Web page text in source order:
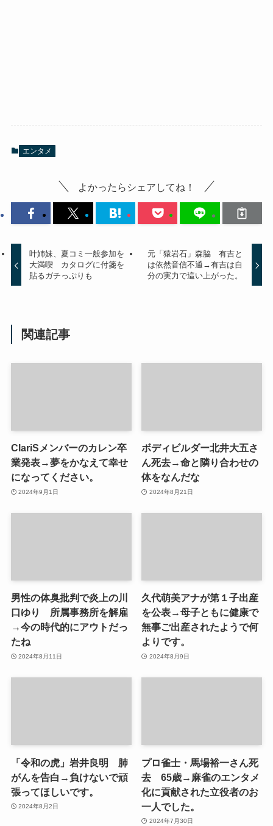
エンタメ
よかったらシェアしてね！
叶姉妹、夏コミ一般参加を
大満喫 カタログに付箋を
貼るガチっぷりも
元「猿岩石」森脇 有吉と
は依然音信不通→有吉は自
分の実力で這い上がった。
関連記事
ClariSメンバーのカレン卒
業発表→夢をかなえて幸せ
になってください。
2024年9月1日
ボディビルダー北井大五さ
ん死去→命と隣り合わせの
体をなんだな
2024年8月21日
男性の体臭批判で炎上の川
口ゆり 所属事務所を解雇
→今の時代的にアウトだっ
たね
2024年8月11日
久代萌美アナが第１子出産
を公表→母子ともに健康で
無事ご出産されたようで何
よりです。
2024年8月9日
「令和の虎」岩井良明 肺
がんを告白→負けないで頑
張ってほしいです。
2024年8月2日
プロ雀士・馬場裕一さん死
去 65歳→麻雀のエンタメ
化に貢献された立役者のお
一人でした。
2024年7月30日